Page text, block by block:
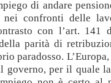
di andare
nei confronti delle
con l’art. 141
parità di
paradosso.
governo, per il quale